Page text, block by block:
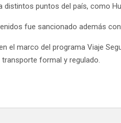
distintos puntos del país, como
fue sancionado además
el marco del programa Viaje
formal y regulado.